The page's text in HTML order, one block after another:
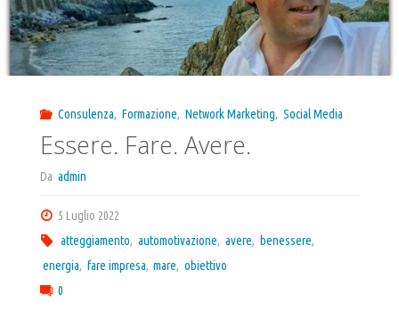
Consulenza, Formazione, Network Marketing, Social Media
Essere. Fare. Avere.
Da admin
5 Luglio 2022
atteggiamento, automotivazione, avere, benessere,
energia, fare impresa, mare, obiettivo
0